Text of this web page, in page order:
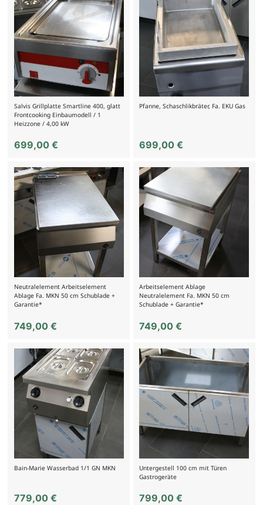
Salvis Grillplatte Smartline 400, glatt
Frontcooking Einbaumodell / 1
Heizzone / 4,00 kW
699,00 €
Pfanne, Schaschlikbräter, Fa. EKU Gas
699,00€
Neutralelement Arbeitselement
Ablage Fa. MKN 50 cm Schublade +
Garantie*
749,00 €
Arbeitselement Ablage
Neutralelement Fa. MKN 50 cm
Schublade + Garantie*
749,00€
Bain-Marie Wasserbad 1/1 GN MKN
779,00 €
Untergestell 100 cm mit Türen
Gastrogeräte
799,00€